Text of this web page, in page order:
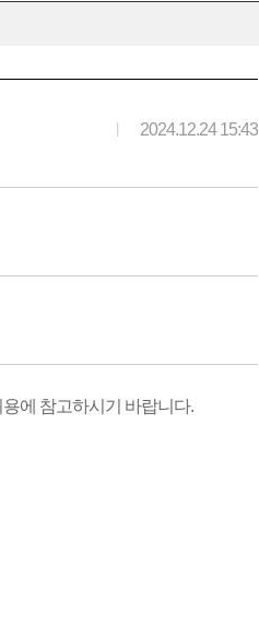
2024.12.24 15:43
에 참고하시기 바랍니다.